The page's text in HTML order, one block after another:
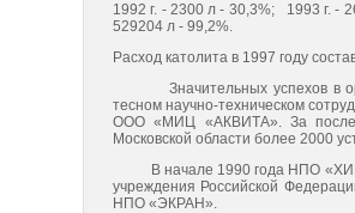
1992 г. - 2300 л - 30,3%; 1993 г. -
529204 л - 99,2%.
Расход католита в 1997 году
Значительных успехов в
тесном научно-техническом
ООО «МИЦ «АКВИТА». За
Московской области более 2000
В начале 1990 года НПО
учреждения Российской
НПО «ЭКРАН».